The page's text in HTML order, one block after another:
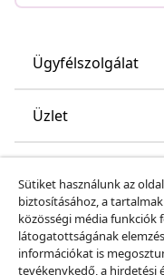
Ügyfélszolgálat
Üzlet
Fedezz fel többet
Sütiket használunk az
biztosításához, a
közösségi média funkciók
látogatottságának
információkat is
tevékenykedő, a hirdetési